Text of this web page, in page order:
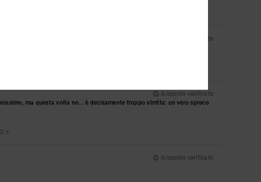
Acquisto verificato
Acquisto verificato
ma questa volta no... è decisamente troppo stretta: un vero spreco
/5
Acquisto verificato